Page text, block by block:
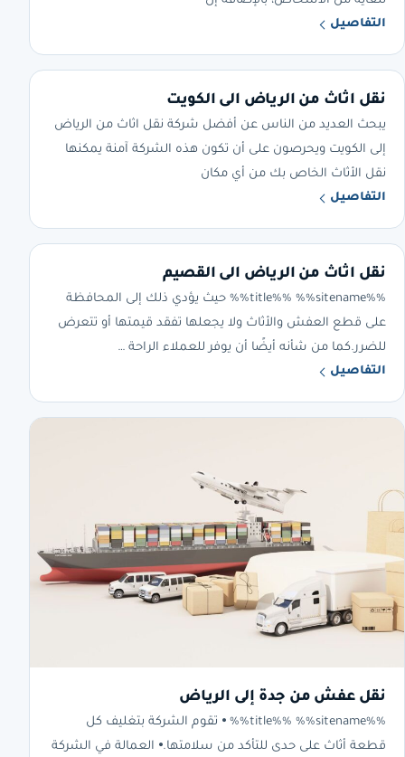
التفاصيل
نقل اثاث من الرياض الى الكويت
يبحث العديد من الناس عن أفضل شركة نقل اثاث من الرياض
إلى الكويت ويحرصون على أن تكون هذه الشركة آمنة يمكنها
نقل الأثاث الخاص بك من أي مكان
التفاصيل
نقل اثاث من الرياض الى القصيم
%%title%% %%sitename%% حيث يؤدي ذلك إلى المحافظة
على قطع العفش والأثاث ولا يجعلها تفقد قيمتها أو تتعرض
للضرر.كما من شأنه أيضًا أن يوفر للعملاء الراحة …
التفاصيل
نقل عفش من جدة إلى الرياض
%%title%% %%sitename%% ⦁ تقوم الشركة بتغليف كل
قطعة أثاث على حدى للتأكد من سلامتها.⦁ العمالة في الشركة